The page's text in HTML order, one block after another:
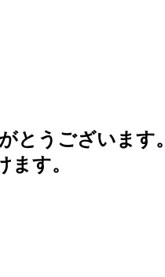
とうございます。
す。